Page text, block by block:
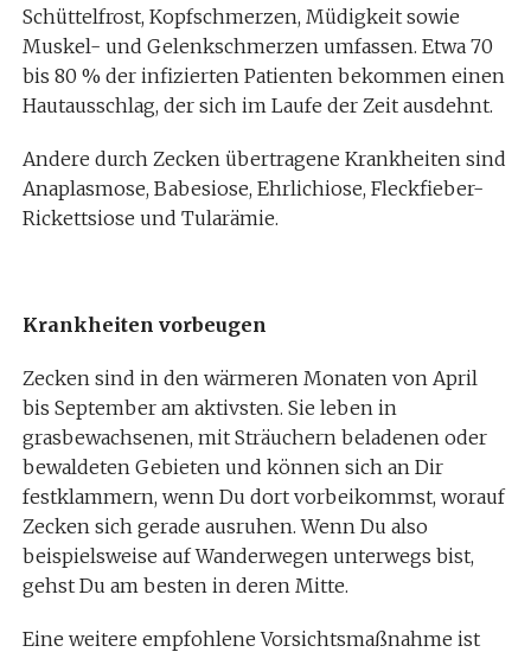
Schüttelfrost, Kopfschmerzen, Müdigkeit sowie
Muskel- und Gelenkschmerzen umfassen. Etwa 70
bis 80 % der infizierten Patienten bekommen einen
Hautausschlag, der sich im Laufe der Zeit ausdehnt.
Andere durch Zecken übertragene Krankheiten sind
Anaplasmose, Babesiose, Ehrlichiose, Fleckfieber-
Rickettsiose und Tularämie.
Krankheiten vorbeugen
Zecken sind in den wärmeren Monaten von April
bis September am aktivsten. Sie leben in
grasbewachsenen, mit Sträuchern beladenen oder
bewaldeten Gebieten und können sich an Dir
festklammern, wenn Du dort vorbeikommst, worauf
Zecken sich gerade ausruhen. Wenn Du also
beispielsweise auf Wanderwegen unterwegs bist,
gehst Du am besten in deren Mitte.
Eine weitere empfohlene Vorsichtsmaßnahme ist